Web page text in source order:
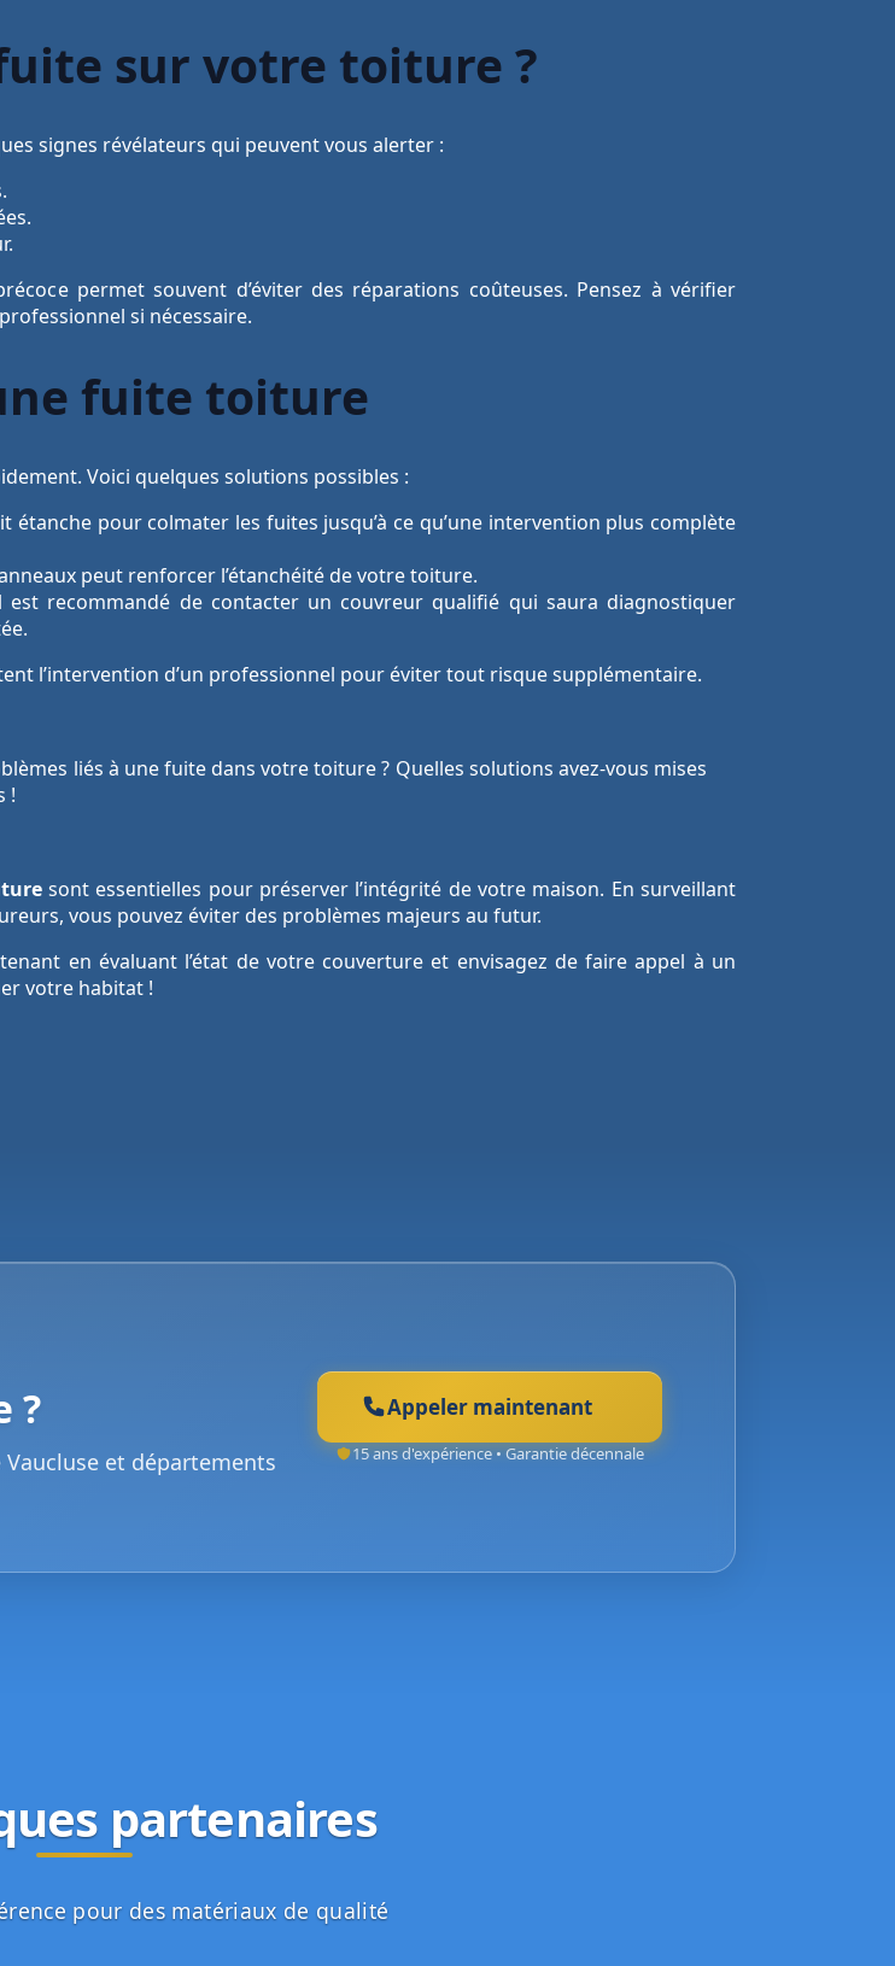
sur votre toiture ?
signes révélateurs qui peuvent vous alerter :
permet souvent d’éviter des réparations coûteuses. Pensez à vérifier
si nécessaire.
fuite toiture
Voici quelques solutions possibles :
étanche pour colmater les fuites jusqu’à ce qu’une intervention plus complète
peut renforcer l’étanchéité de votre toiture.
est recommandé de contacter un couvreur qualifié qui saura diagnostiquer
l’intervention d’un professionnel pour éviter tout risque supplémentaire.
liés à une fuite dans votre toiture ? Quelles solutions avez-vous mises
!
sont essentielles pour préserver l’intégrité de votre maison. En surveillant
vous pouvez éviter des problèmes majeurs au futur.
en évaluant l’état de votre couverture et envisagez de faire appel à un
votre habitat !
?
et départements
Appeler maintenant
15 ans d'expérience • Garantie décennale
partenaires
pour des matériaux de qualité